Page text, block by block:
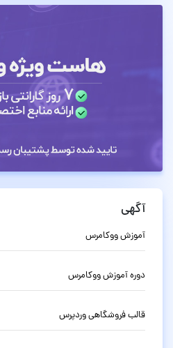
آگهی
آموزش ووکامرس
دوره آموزش ووکامرس
قالب فروشگاهی وردپرس